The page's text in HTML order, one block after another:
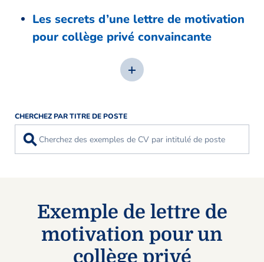
Les secrets d’une lettre de motivation
pour collège privé convaincante
CHERCHEZ PAR TITRE DE POSTE
⚲
Exemple de lettre de
motivation pour un
collège privé